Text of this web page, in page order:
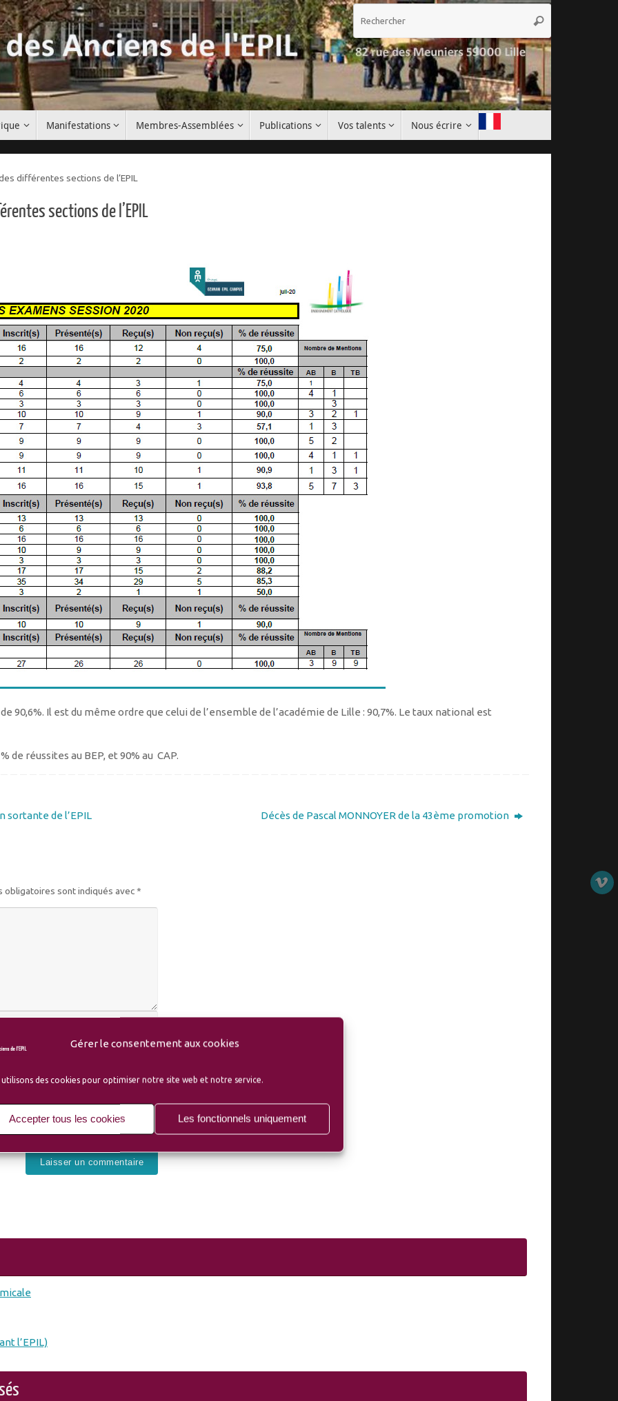
Gérer le consentement aux cookies
utilisons des cookies pour optimiser notre site web et notre service.
Accepter tous les cookies Les fonctionnels uniquement
:
Rechercher
Manifestations Membres-Assemblées Publications Vos talents Nous écrire
différentes sections de l’EPIL
sections de l’EPIL
90,6%. Il est du même ordre que celui de l’ensemble de l’académie de Lille : 90,7%. Le taux national est
de réussites au BEP, et 90% au CAP.
sortante de l’EPIL Décès de Pascal MONNOYER de la 43ème promotion
obligatoires sont indiqués avec *
l’EPIL)